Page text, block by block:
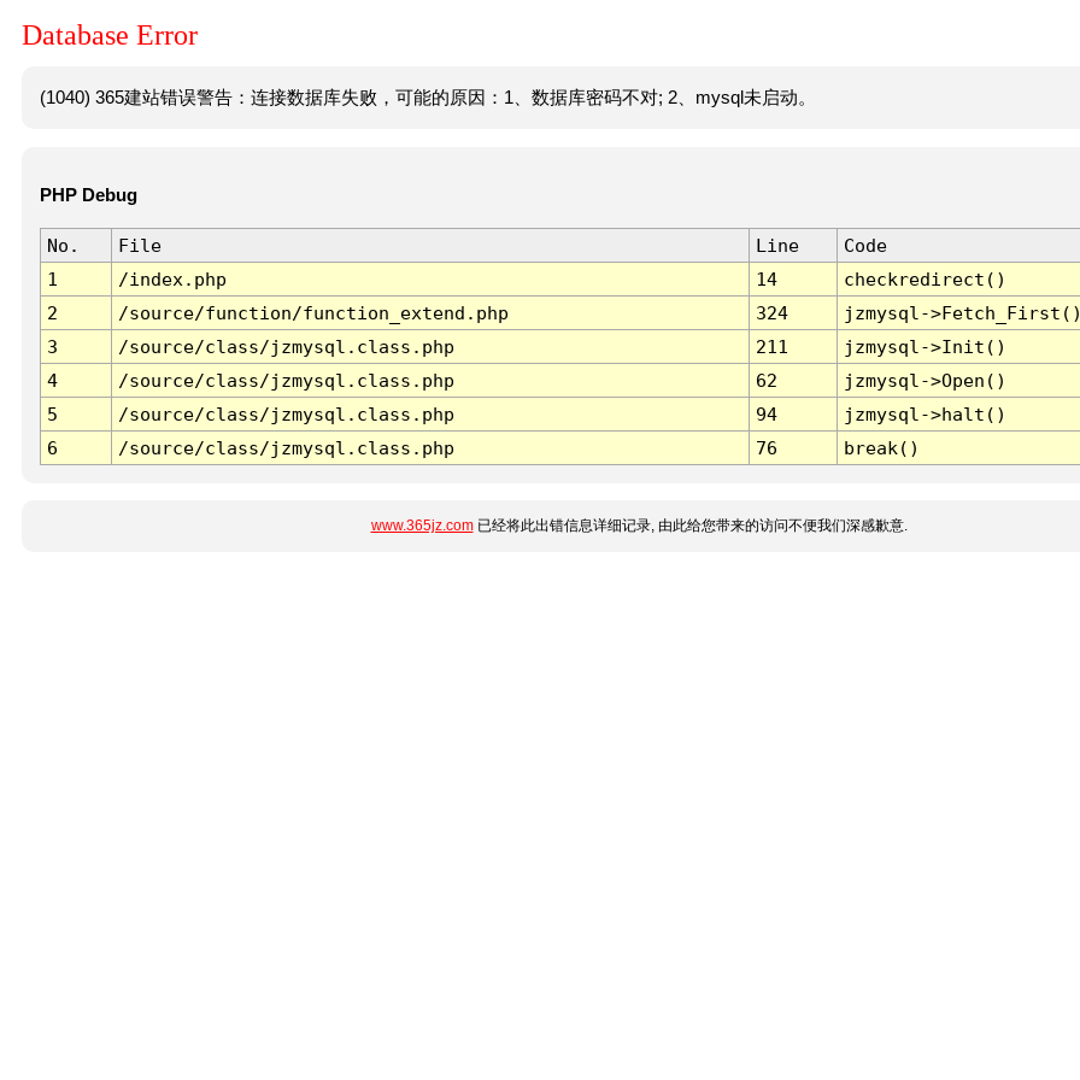
Database Error
(1040) 365建站错误警告：连接数据库失败，可能的原因：1、数据库密码不对; 2、mysql未启动。
PHP Debug
No. File Line
Code
1
/index.php 14
checkredirect()
2
/source/function/function_extend.php 324
jzmysql-
3
/source/class/jzmysql.class.php 211
jzmysql->Init()
4
/source/class/jzmysql.class.php 62
jzmysql->Open()
5
/source/class/jzmysql.class.php 94
jzmysql->halt()
6
/source/class/jzmysql.class.php 76 break()
www.365jz.com已经将此出错信息详细记录, 由此给您带来的访问不便我们深感歉意.